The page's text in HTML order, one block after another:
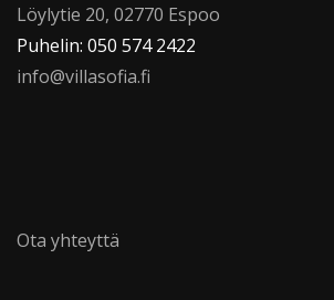
Löylytie 20, 02770 Espoo
Puhelin: 050 574 2422
info@villasofia.fi
Ota yhteyttä